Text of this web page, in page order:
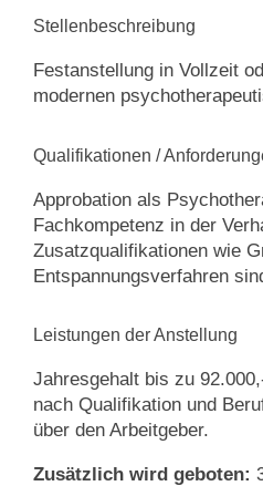
Stellenbeschreibung
Festanstellung in Vollzeit
modernen
Qualifikationen /
Approbation als
Fachkompetenz in der
Zusatzqualifikationen wie
Entspannungsverfahren
Leistungen der Anstellung
Jahresgehalt bis zu
nach Qualifikation und
über den Arbeitgeber.
Zusätzlich wird geboten: